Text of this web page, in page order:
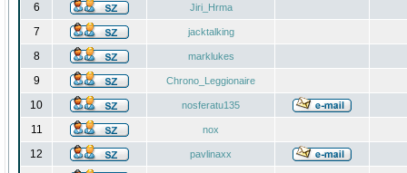
6
Jiri_Hrma
7 jacktalking
8 marklukes
9 Chrono_Leggionaire
10 nosferatu135
11 nox
12 pavlinaxx